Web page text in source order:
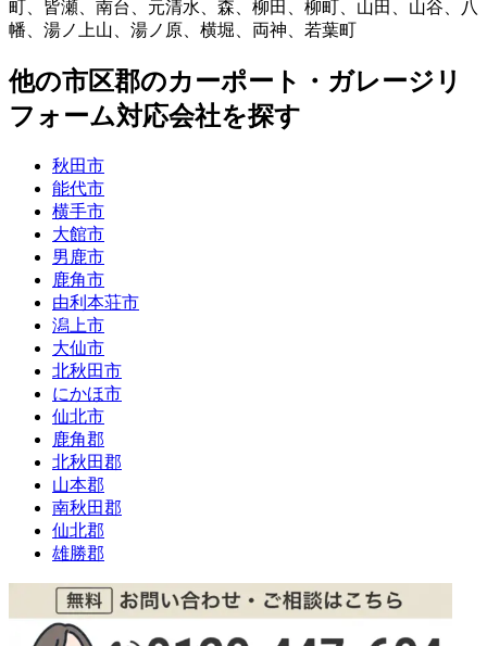
町 皆瀬 南台 元清水 森 柳田 柳町 山田 山谷
八
幡
湯ノ上山 湯ノ原 横堀 両神 若葉町
他の市区郡のカーポート・ガレージリ
フォーム対応会社を探す
秋田市
能代市
横手市
大館市
男鹿市
鹿角市
由利本荘市
潟上市
大仙市
北秋田市
にかほ市
仙北市
鹿角郡
北秋田郡
山本郡
南秋田郡
仙北郡
雄勝郡